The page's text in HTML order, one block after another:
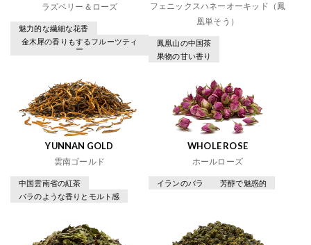
ラズベリー＆ローズ
魅力的な繊細な花香
金木犀の香りもするフルーツティ
ー
フェニックスハネーオーキッド（鳳
凰単そう）
鳳凰山の中国茶
果物の甘い香り
YUNNAN GOLD
雲南ゴールド
中国雲南省の紅茶
バラのような香りとモルト感
WHOLE ROSE
ホールローズ
イランのバラ 芳醇で魅惑的